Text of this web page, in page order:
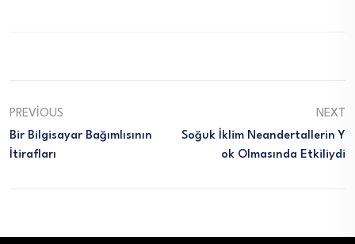
PREVIOUS
Bir Bilgisayar Bağımlısının
İtirafları
NEXT
Soğuk İklim Neandertallerin Y
Ok Olmasında Etkiliydi